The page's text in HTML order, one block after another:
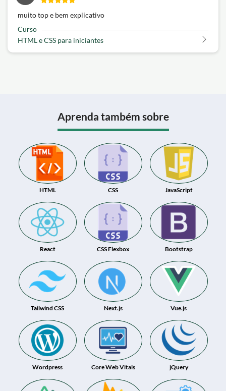
muito top e bem explicativo
Curso
HTML e CSS para iniciantes
Aprenda também sobre
HTML CSS JavaScript
React CSS Flexbox Bootstrap
Tailwind CSS Next.js Vue.js
Wordpress Core Web Vitals jQuery